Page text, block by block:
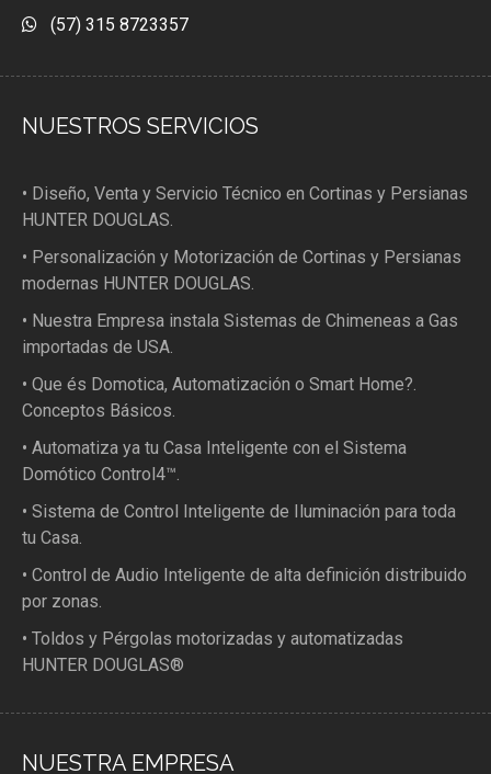
(57) 315 8723357
NUESTROS SERVICIOS
• Diseño, Venta y Servicio Técnico en Cortinas y Persianas
HUNTER DOUGLAS.
• Personalización y Motorización de Cortinas y Persianas
modernas HUNTER DOUGLAS.
• Nuestra Empresa instala Sistemas de Chimeneas a Gas
importadas de USA.
• Que és Domotica, Automatización o Smart Home?.
Conceptos Básicos.
• Automatiza ya tu Casa Inteligente con el Sistema
Domótico Control4™.
• Sistema de Control Inteligente de Iluminación para toda
tu Casa.
• Control de Audio Inteligente de alta definición distribuido
por zonas.
• Toldos y Pérgolas motorizadas y automatizadas
HUNTER DOUGLAS®
NUESTRA EMPRESA